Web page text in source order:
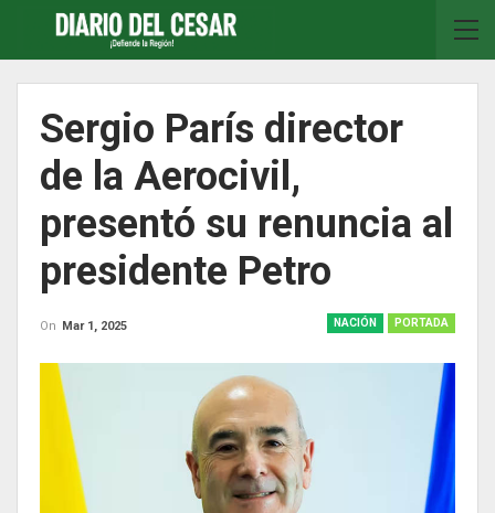
Sergio París director
de la Aerocivil,
presentó su renuncia al
presidente Petro
NACIÓN PORTADA
On Mar 1, 2025